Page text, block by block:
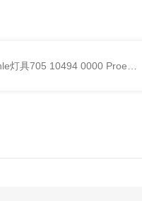
灯具705 10494 0000 Proemion wireless 4001德国Proemion模块CANlink wireless 4001